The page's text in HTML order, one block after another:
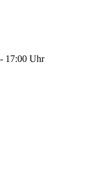
17:00 Uhr